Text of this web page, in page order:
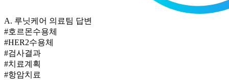
A. 루닛케어 의료팀 답변
#호르몬수용체
#HER2수용체
#검사결과
#치료계획
#항암치료